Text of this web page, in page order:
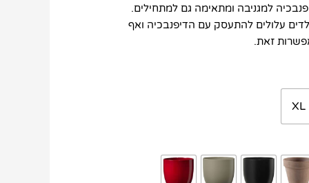
למגניבה ומתאימה גם למתחילים.
עלולים להתעסק עם הדיפנבכיה ואף
זאת.
XL